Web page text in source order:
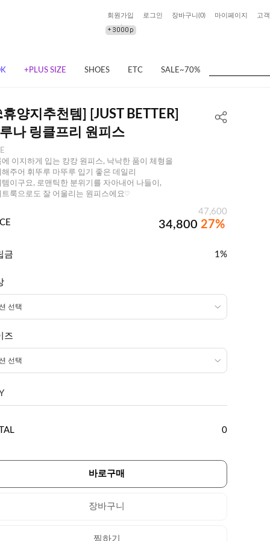
회원가입 로그인 장바구니(0) 마이페이지 고
+PLUS SIZE SHOES ETC SALE~70%
양지추천템] [JUST BETTER]
나 링클프리 원피스
에 이지하게 입는 캉캉 원피스, 낙낙한 품이 체형을
해주어 휘뚜루 마뚜루 입기 좋은 데일리
템이구요, 로맨틱한 분위기를 자아내어 나들이,
트룩으로도 잘 어울리는 원피스에요♡
47,600
34,800 27%
금 1%
즈
0
바로구매
장바구니
찜하기